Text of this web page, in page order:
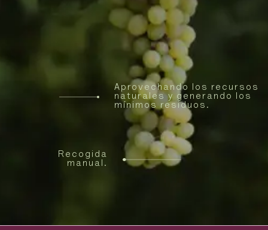
Aprovechando los recursos
naturales y generando los
mínimos residuos.
Recogida
manual.